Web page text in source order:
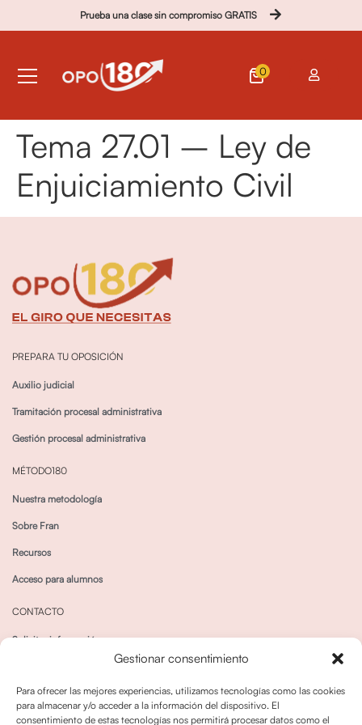
Gestionar consentimiento
Para ofrecer las mejores experiencias, utilizamos tecnologías como las cookies
para almacenar y/o acceder a la información del dispositivo. El
consentimiento de estas tecnologías nos permitirá procesar datos como el
Prueba una clase sin compromiso GRATIS
0
Tema 27.01 – Ley de
Enjuiciamiento Civil
PREPARA TU OPOSICIÓN
Auxilio judicial
Tramitación procesal administrativa
Gestión procesal administrativa
MÉTODO180
Nuestra metodología
Sobre Fran
Recursos
Acceso para alumnos
CONTACTO
Solicitar información